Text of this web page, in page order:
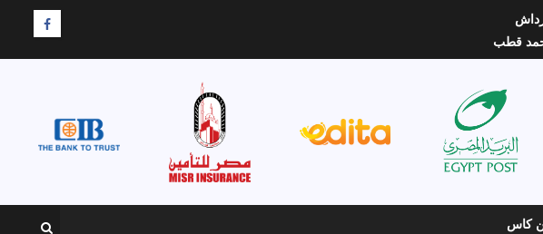
قطب
F
كاس